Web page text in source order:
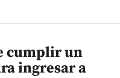
cumplir un
ingresar a